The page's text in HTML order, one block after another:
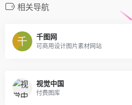
相关导航
千图网
可商用设计图片素材网站
视觉中国
付费图库